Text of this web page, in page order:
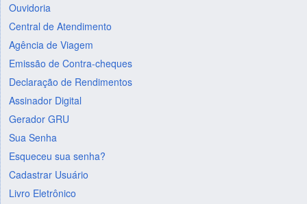
Ouvidoria
Central de Atendimento
Agência de Viagem
Emissão de Contra-cheques
Declaração de Rendimentos
Assinador Digital
Gerador GRU
Sua Senha
Esqueceu sua senha?
Cadastrar Usuário
Livro Eletrônico